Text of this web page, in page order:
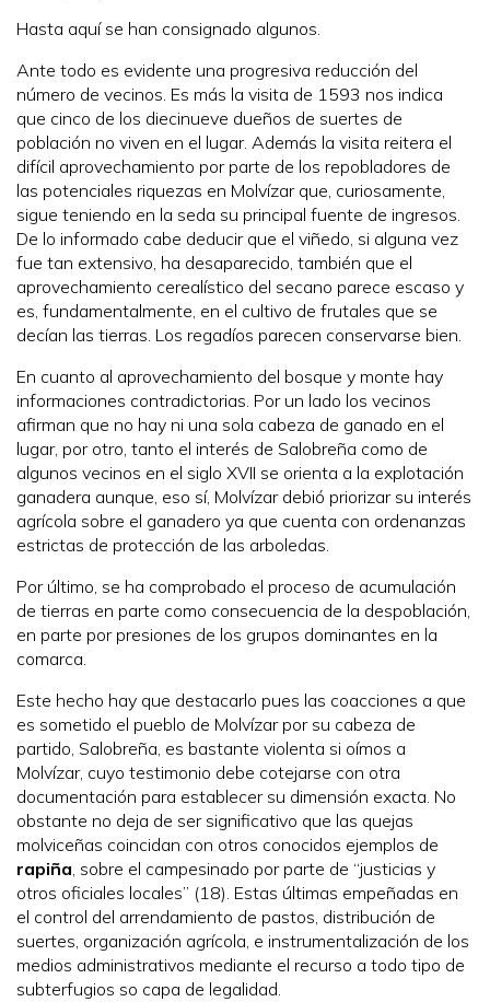
Hasta aquí se han consignado algunos.
Ante todo es evidente una progresiva reducción del
número de vecinos. Es más la visita de 1593 nos indica
que cinco de los diecinueve dueños de suertes de
población no viven en el lugar. Además la visita reitera el
difícil aprovechamiento por parte de los repobladores de
las potenciales riquezas en Molvízar que, curiosamente,
sigue teniendo en la seda su principal fuente de ingresos.
De lo informado cabe deducir que el viñedo, si alguna vez
fue tan extensivo, ha desaparecido, también que el
aprovechamiento cerealístico del secano parece escaso y
es, fundamentalmente, en el cultivo de frutales que se
decían las tierras. Los regadíos parecen conservarse bien.
En cuanto al aprovechamiento del bosque y monte hay
informaciones contradictorias. Por un lado los vecinos
afirman que no hay ni una sola cabeza de ganado en el
lugar, por otro, tanto el interés de Salobreña como de
algunos vecinos en el siglo XVII se orienta a la explotación
ganadera aunque, eso sí, Molvízar debió priorizar su interés
agrícola sobre el ganadero ya que cuenta con ordenanzas
estrictas de protección de las arboledas.
Por último, se ha comprobado el proceso de acumulación
de tierras en parte como consecuencia de la despoblación,
en parte por presiones de los grupos dominantes en la
comarca.
Este hecho hay que destacarlo pues las coacciones a que
es sometido el pueblo de Molvízar por su cabeza de
partido, Salobreña, es bastante violenta si oímos a
Molvízar, cuyo testimonio debe cotejarse con otra
documentación para establecer su dimensión exacta. No
obstante no deja de ser significativo que las quejas
molviceñas coincidan con otros conocidos ejemplos de
rapiña, sobre el campesinado por parte de “justicias y
otros oficiales locales” (18). Estas últimas empeñadas en
el control del arrendamiento de pastos, distribución de
suertes, organización agrícola, e instrumentalización de los
medios administrativos mediante el recurso a todo tipo de
subterfugios so capa de legalidad.